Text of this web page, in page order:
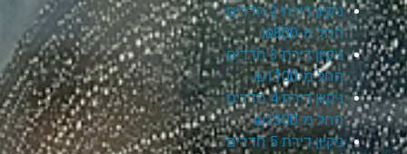
ניקיון דירת 2 חדרים
החל מ-₪800
ניקיון דירת 3 חדרים
החל מ-₪1100
ניקיון דירת 4 חדרים
החל מ-₪1300
ניקיון דירת 5 חדרים